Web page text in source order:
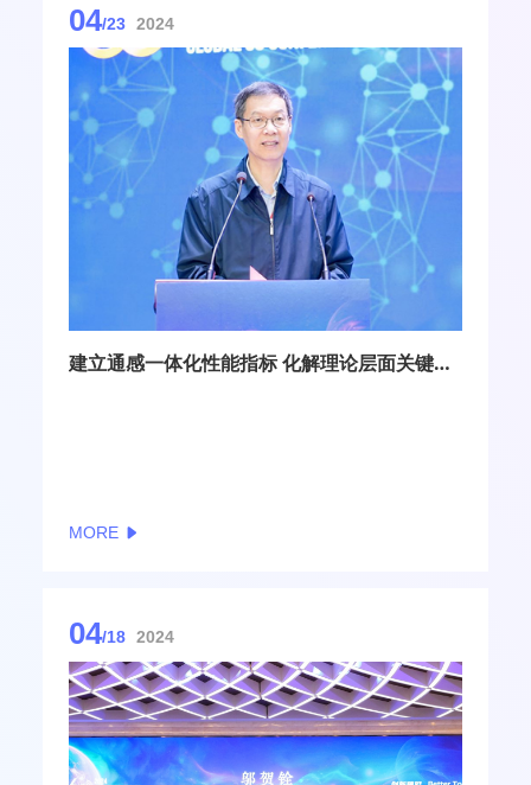
方向。其中，基于通感融合技术的“低空经济”有潜力
为运营商带来大概双位数增长，将在无人机巡检与外
卖、轻量级的物流等场景发挥更大价值。
04/23 2024
建立通感一体化性能指标 化解理论层面关键挑战
MORE
04/18 2024